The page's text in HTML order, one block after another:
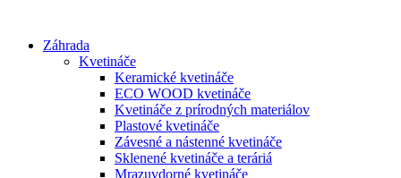
obsah
Záhrada
Kvetináče
Keramické kvetináče
ECO WOOD kvetináče
Kvetináče z prírodných materiálov
Plastové kvetináče
Závesné a nástenné kvetináče
Sklenené kvetináče a teráriá
Mrazuvdorné kvetináče